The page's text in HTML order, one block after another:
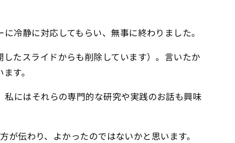
冷静に対応してもらい、無事に終わりました。
たスライドからも削除しています）。言いたか
す。
にはそれらの専門的な研究や実践のお話も興味
伝わり、よかったのではないかと思います。